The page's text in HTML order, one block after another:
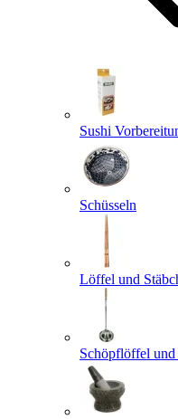
Sushi
Schüsseln
Löffel und
Schöpflöffel